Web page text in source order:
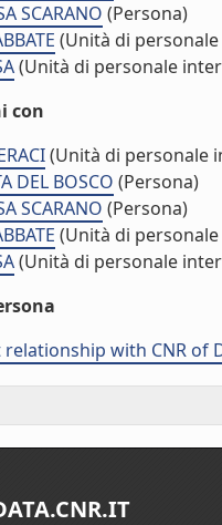
SCARANO (Persona)
(Unità di
(Unità di personale
con
(Unità di personale
DEL BOSCO (Persona)
SCARANO (Persona)
(Unità di
(Unità di personale
with CNR of